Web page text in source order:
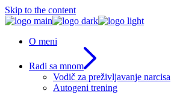
Skip to the content
O meni
Radi sa mnom
Vodič za preživljavanje narcisa
Autogeni trening